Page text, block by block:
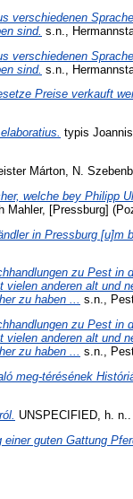
verschiedenen
sind. s.n.,
verschiedenen
sind. s.n.,
Preise verkauft
typis
Márton, N.
welche bey Philipp
Mahler, [Pressburg]
in Pressburg [u]m
zu Pest in
anderen alt und
zu haben ... s.n.,
zu Pest in
anderen alt und
zu haben ... s.n.,
meg-térésének
UNSPECIFIED, h. n..
guten Gattung